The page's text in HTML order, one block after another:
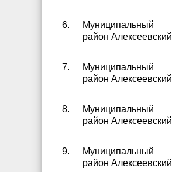
6.
Муниципальный
район Алексеевский
7.
Муниципальный
район Алексеевский
8.
Муниципальный
район Алексеевский
9.
Муниципальный
район Алексеевский